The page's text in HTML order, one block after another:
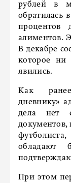
рублей в
обратилась
процентов
алиментов.
В декабре
которое ни
явились.
Как ранее
дневнику»
дела нет
документов,
обладают
При этом